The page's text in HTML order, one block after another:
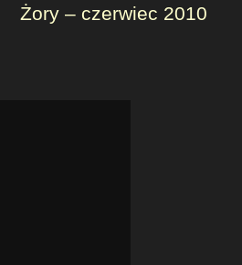
Żory – czerwiec 2010